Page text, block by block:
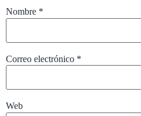
Nombre *
Correo electrónico *
Web